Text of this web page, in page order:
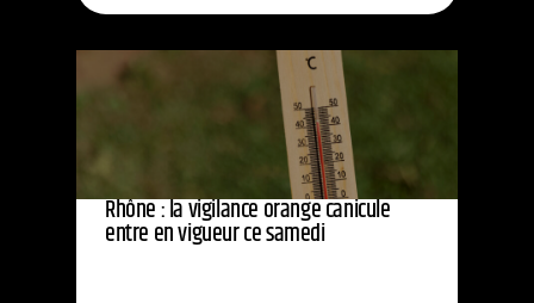
Rhône : la vigilance orange canicule
entre en vigueur ce samedi